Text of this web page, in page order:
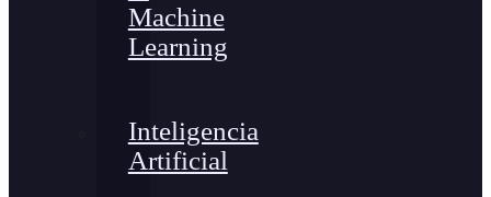
Machine
Learning
Inteligencia
Artificial